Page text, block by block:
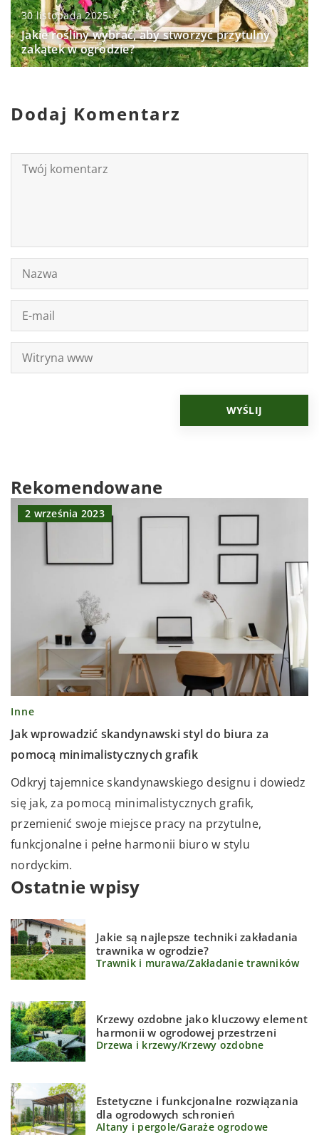
30 listopada 2025
Jakie rośliny wybrać, aby stworzyć przytulny
zakątek w ogrodzie?
Dodaj Komentarz
Rekomendowane
2 września 2023
Inne
Jak wprowadzić skandynawski styl do biura za
pomocą minimalistycznych grafik
Odkryj tajemnice skandynawskiego designu i dowiedz
się jak, za pomocą minimalistycznych grafik,
przemienić swoje miejsce pracy na przytulne,
funkcjonalne i pełne harmonii biuro w stylu
nordyckim.
Ostatnie wpisy
Jakie są najlepsze techniki zakładania
trawnika w ogrodzie?
Trawnik i murawa/Zakładanie trawników
Krzewy ozdobne jako kluczowy element
harmonii w ogrodowej przestrzeni
Drzewa i krzewy/Krzewy ozdobne
Estetyczne i funkcjonalne rozwiązania
dla ogrodowych schronień
Altany i pergole/Garaże ogrodowe